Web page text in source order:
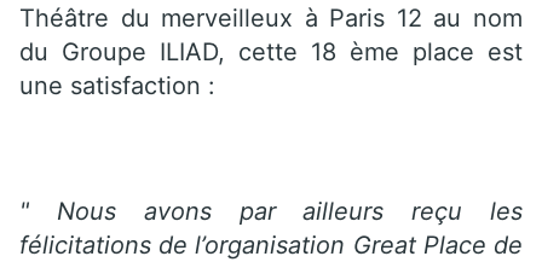
Théâtre du merveilleux à Paris 12 au nom
du Groupe ILIAD, cette 18 ème place est
une satisfaction :
" Nous avons par ailleurs reçu les
félicitations de l’organisation Great Place de